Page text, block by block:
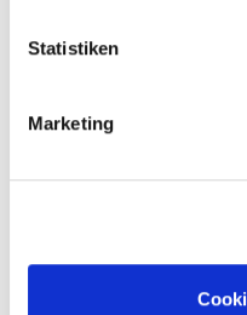
Statistiken
Marketing
Wenn Sie Fragen zum